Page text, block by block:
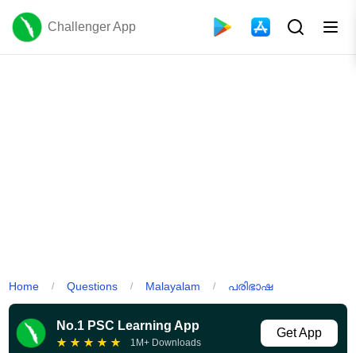
Challenger App
Home / Questions / Malayalam / പരിഭാഷ
No.1 PSC Learning App
★ ★ ★ ★ ★ 1M+ Downloads
Get App